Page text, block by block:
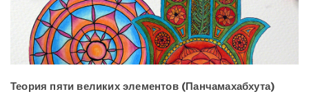
Теория пяти великих элементов (Панчамахабхута)